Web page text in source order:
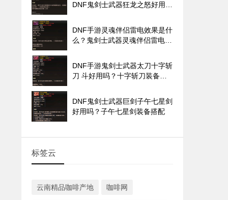
DNF鬼剑士武器狂龙之怒好用
DNF手游灵魂伴侣雷电效果是什
么？鬼剑士武器灵魂伴侣雷电好
DNF手游鬼剑士武器太刀十字斩
刀 斗好用吗？十字斩刀装备搭
DNF鬼剑士武器巨剑子午七星剑
好用吗？子午七星剑装备搭配
标签云
云南精品咖啡产地 咖啡网